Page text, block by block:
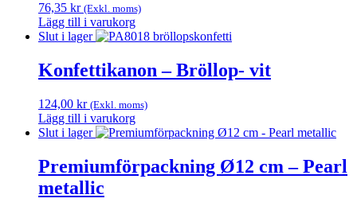
76,35 kr (Exkl. moms)
Lägg till i varukorg
Slut i lager
Konfettikanon – Bröllop- vit
124,00 kr (Exkl. moms)
Lägg till i varukorg
Slut i lager
Premiumförpackning Ø12 cm – Pearl
metallic